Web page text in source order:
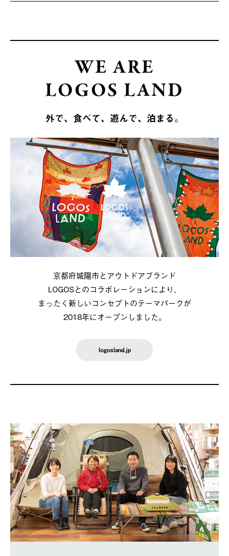
WE ARE
LOGOS LAND
外で、食べて、遊んで、泊まる。
京都府城陽市とアウトドアブランド
LOGOSとのコラボレーションにより、
まったく新しいコンセプトのテーマパークが
2018年にオープンしました。
logosland.jp